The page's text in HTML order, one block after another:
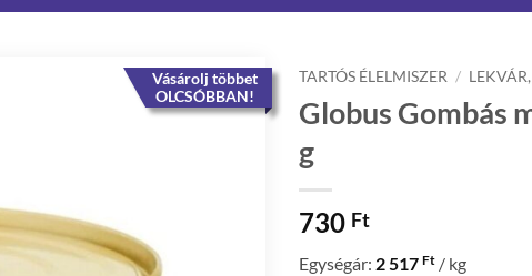
Vásárolj többet
OLCSÓBBAN!
TARTÓS ÉLELMISZER /
Globus Gombás
g
730 Ft
Egységár: 2 517 Ft / kg